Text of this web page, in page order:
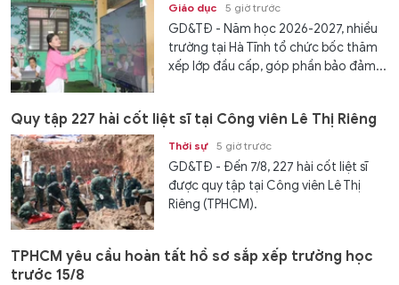
Giáo dục 5 giờ trước
GD&TĐ - Năm học 2026-2027, nhiều
trường tại Hà Tĩnh tổ chức bốc thăm
xếp lớp đầu cấp, góp phần bảo đảm...
Quy tập 227 hài cốt liệt sĩ tại Công viên Lê Thị Riêng
Thời sự 5 giờ trước
GD&TĐ - Đến 7/8, 227 hài cốt liệt sĩ
được quy tập tại Công viên Lê Thị
Riêng (TPHCM).
TPHCM yêu cầu hoàn tất hồ sơ sắp xếp trường học
trước 15/8